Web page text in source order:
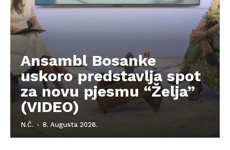
Ansambl Bosanke
uskoro predstavlja spot
za novu pjesmu “Želja”
(VIDEO)
N.Č. - 8. Augusta 2026.